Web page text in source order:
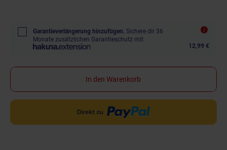
Garantieverlängerung hinzufügen. Sichere dir 36
Monate zusätzlichen Garantieschutz mit
12,99 €
In den Warenkorb